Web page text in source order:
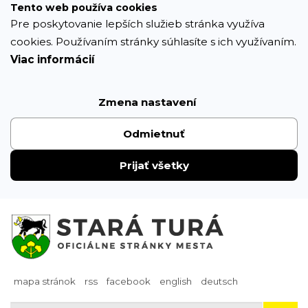
Prejsť
obsahu
Tento web používa cookies
Pre poskytovanie lepších služieb stránka využíva
cookies. Používaním stránky súhlasíte s ich využívaním.
Viac informácií
Zmena nastavení
Odmietnuť
Prijať všetky
mapa stránok rss facebook english deutsch